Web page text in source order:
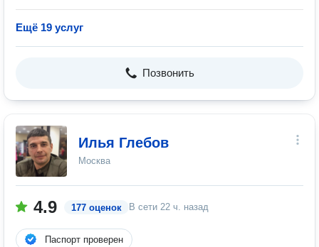
Ещё 19 услуг
Позвонить
Илья Глебов
Москва
4.9 177 оценок В сети 22 ч. назад
Паспорт проверен